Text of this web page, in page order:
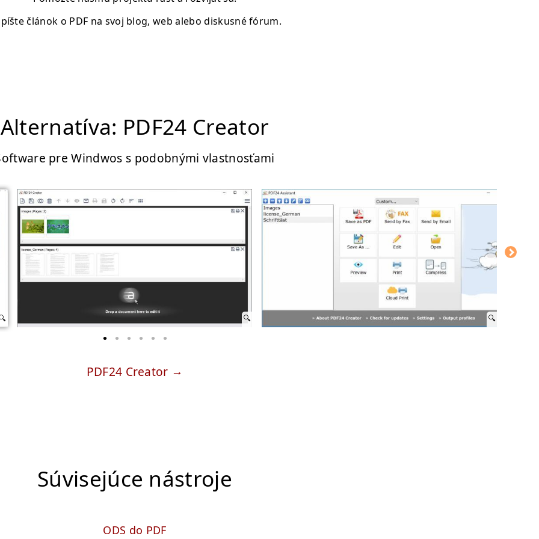
článok o PDF na svoj blog, web alebo diskusné fórum.
Alternatíva: PDF24 Creator
pre Windwos s podobnými vlastnosťami
PDF24 Creator
Súvisejúce nástroje
ODS do PDF